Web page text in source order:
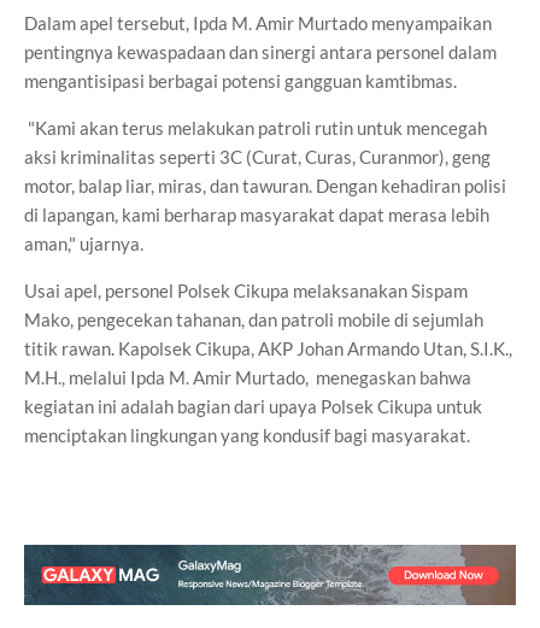
Dalam apel tersebut, Ipda M. Amir Murtado menyampaikan
pentingnya kewaspadaan dan sinergi antara personel dalam
mengantisipasi berbagai potensi gangguan kamtibmas.
"Kami akan terus melakukan patroli rutin untuk mencegah
aksi kriminalitas seperti 3C (Curat, Curas, Curanmor), geng
motor, balap liar, miras, dan tawuran. Dengan kehadiran polisi
di lapangan, kami berharap masyarakat dapat merasa lebih
aman," ujarnya.
Usai apel, personel Polsek Cikupa melaksanakan Sispam
Mako, pengecekan tahanan, dan patroli mobile di sejumlah
titik rawan. Kapolsek Cikupa, AKP Johan Armando Utan, S.I.K.,
M.H., melalui Ipda M. Amir Murtado, menegaskan bahwa
kegiatan ini adalah bagian dari upaya Polsek Cikupa untuk
menciptakan lingkungan yang kondusif bagi masyarakat.